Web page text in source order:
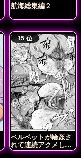
航海総集編２
ベルベットが輪姦さ
れて連続アクメしち
ゃう!!